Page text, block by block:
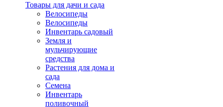
Товары для дачи и сада
Велосипеды
Велосипеды
Инвентарь садовый
Земля и
мульчирующие
средства
Растения для дома и
сада
Семена
Инвентарь
поливочный